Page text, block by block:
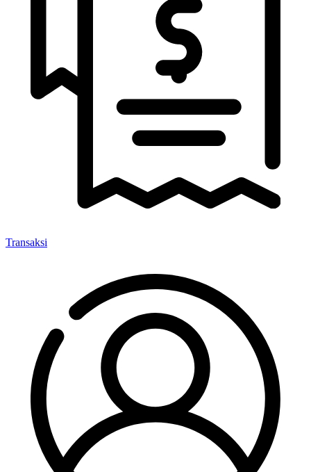
Transaksi